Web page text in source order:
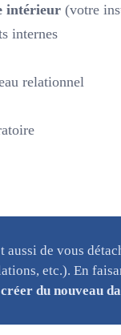
intérieur (votre
internes
relationnel
aussi de vous
etc.). En
du nouveau